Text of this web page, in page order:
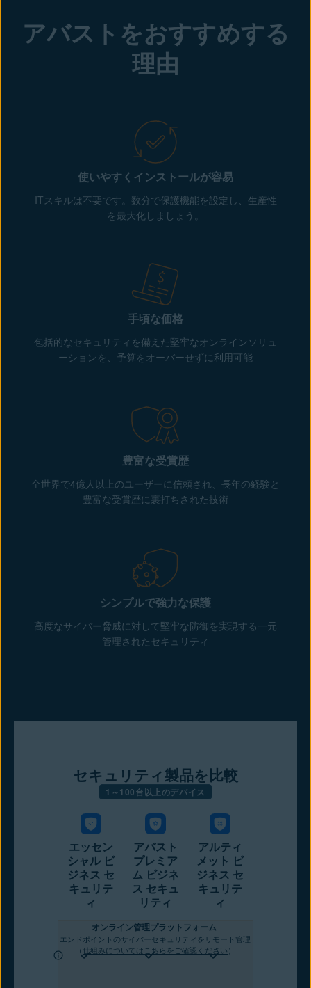
アバストをおすすめする
理由
使いやすくインストールが容易
ITスキルは不要です。数分で保護機能を設定し、生産性
を最大化しましょう。
手頃な価格
包括的なセキュリティを備えた堅牢なオンラインソリュ
ーションを、予算をオーバーせずに利用可能
豊富な受賞歴
全世界で4億人以上のユーザーに信頼され、長年の経験と
豊富な受賞歴に裏打ちされた技術
シンプルで強力な保護
高度なサイバー脅威に対して堅牢な防御を実現する一元
管理されたセキュリティ
セキュリティ製品を比較
1～100台以上のデバイス
エッセン
シャル ビ
ジネス セ
キュリテ
ィ
アバスト
プレミア
ム ビジネ
ス セキュ
リティ
アルティ
メット ビ
ジネス セ
キュリテ
ィ
オンライン管理プラットフォーム
エンドポイントのサイバーセキュリティをリモート管理
（仕組みについてはこちらをご確認ください）